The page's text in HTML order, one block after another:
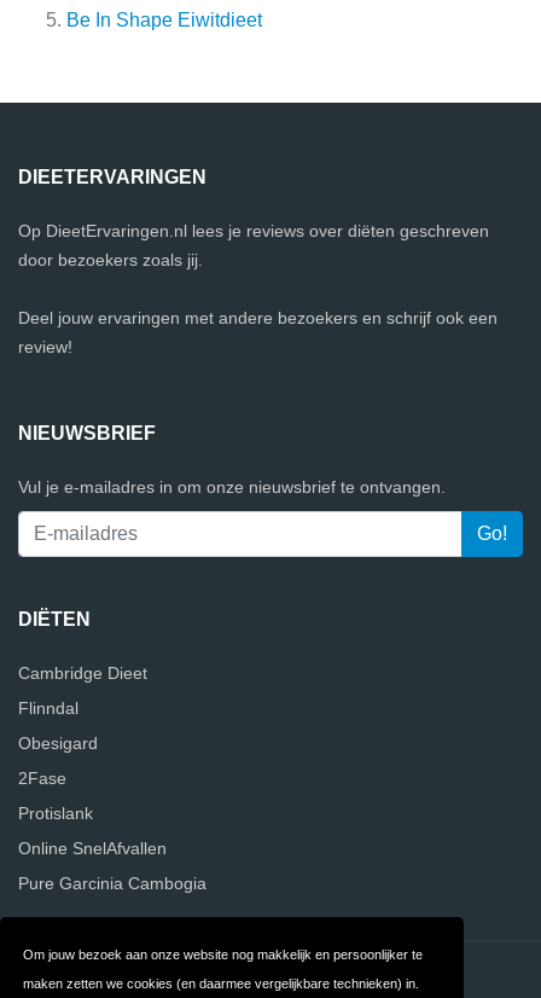
Om jouw bezoek aan onze website nog makkelijk en persoonlijker te
maken zetten we cookies (en daarmee vergelijkbare technieken) in.
Be In Shape Eiwitdieet
DIEETERVARINGEN
Op DieetErvaringen.nl lees je reviews over diëten geschreven
door bezoekers zoals jij.
Deel jouw ervaringen met andere bezoekers en schrijf ook een
review!
NIEUWSBRIEF
Vul je e-mailadres in om onze nieuwsbrief te ontvangen.
DIËTEN
Cambridge Dieet
Flinndal
Obesigard
2Fase
Protislank
Online SnelAfvallen
Pure Garcinia Cambogia
Contact Privacy